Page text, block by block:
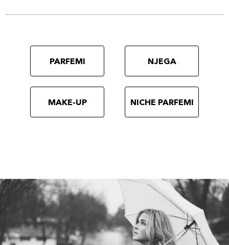
PARFEMI NJEGA
MAKE-UP NICHE PARFEMI